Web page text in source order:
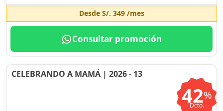
Desde S/. 349/mes
Consultar promoción
CELEBRANDO A MAMÁ | 2026 - 13
42%
Dcto.